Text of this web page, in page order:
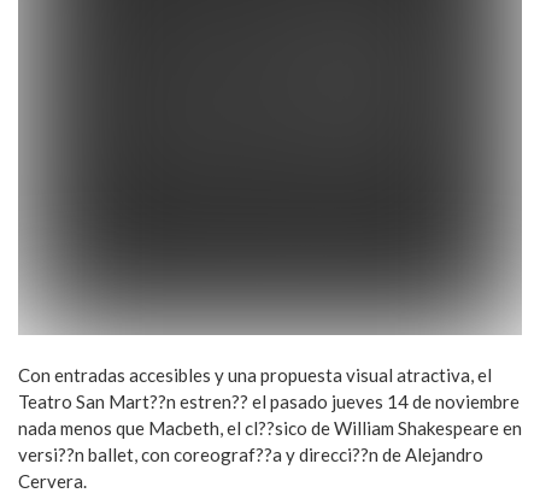
Con entradas accesibles y una propuesta visual atractiva, el
Teatro San Mart??n estren?? el pasado jueves 14 de noviembre
nada menos que Macbeth, el cl??sico de William Shakespeare en
versi??n ballet, con coreograf??a y direcci??n de Alejandro
Cervera.